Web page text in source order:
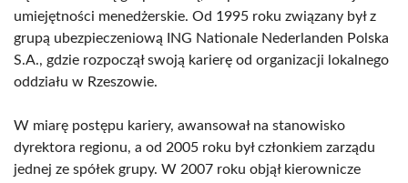
umiejętności menedżerskie. Od 1995 roku związany był z
grupą ubezpieczeniową ING Nationale Nederlanden Polska
S.A., gdzie rozpoczął swoją karierę od organizacji lokalnego
oddziału w Rzeszowie.
W miarę postępu kariery, awansował na stanowisko
dyrektora regionu, a od 2005 roku był członkiem zarządu
jednej ze spółek grupy. W 2007 roku objął kierownicze